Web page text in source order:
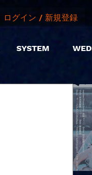
ログイン / 新規登録
SYSTEM